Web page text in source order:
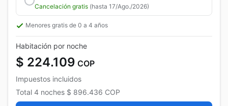
Cancelación gratis (hasta 17/Ago./2026)
Menores gratis de 0 a 4 años
Habitación por noche
$ 224.109 COP
Impuestos incluidos
Total 4 noches $ 896.436 COP